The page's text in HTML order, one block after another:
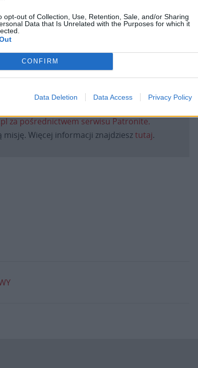
opt-out of Collection, Use, Retention, Sale, and/or Sharing
Data that Is Unrelated with the Purposes for which it
CONFIRM
Data Deletion Data Access Privacy Policy
tu dla Ciebie!
z życia Kościoła w Polsce i na świecie.
będzie coraz trudniejsze.
za pośrednictwem serwisu Patronite.
misję. Więcej informacji znajdziesztutaj.